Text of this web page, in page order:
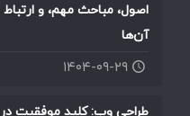
اصول، مباحث مهم، و ارتباط
آن‌ها
۱۴۰۴-۰۹-۲۹
طراحی وب: کلید موفقیت در